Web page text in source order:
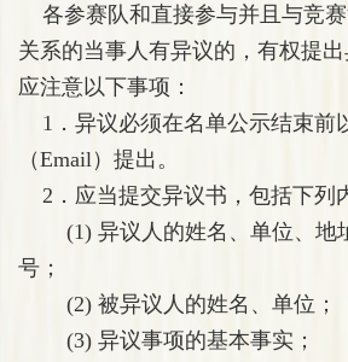
各参赛队和直接参与并且与竞
关系的当事人有异议的，有权提
应注意以下事项：
1．异议必须在名单公示结束前
（Email）提出。
2．应当提交异议书，包括下列
(1) 异议人的姓名、单位、地
号；
(2) 被异议人的姓名、单位；
(3) 异议事项的基本事实；